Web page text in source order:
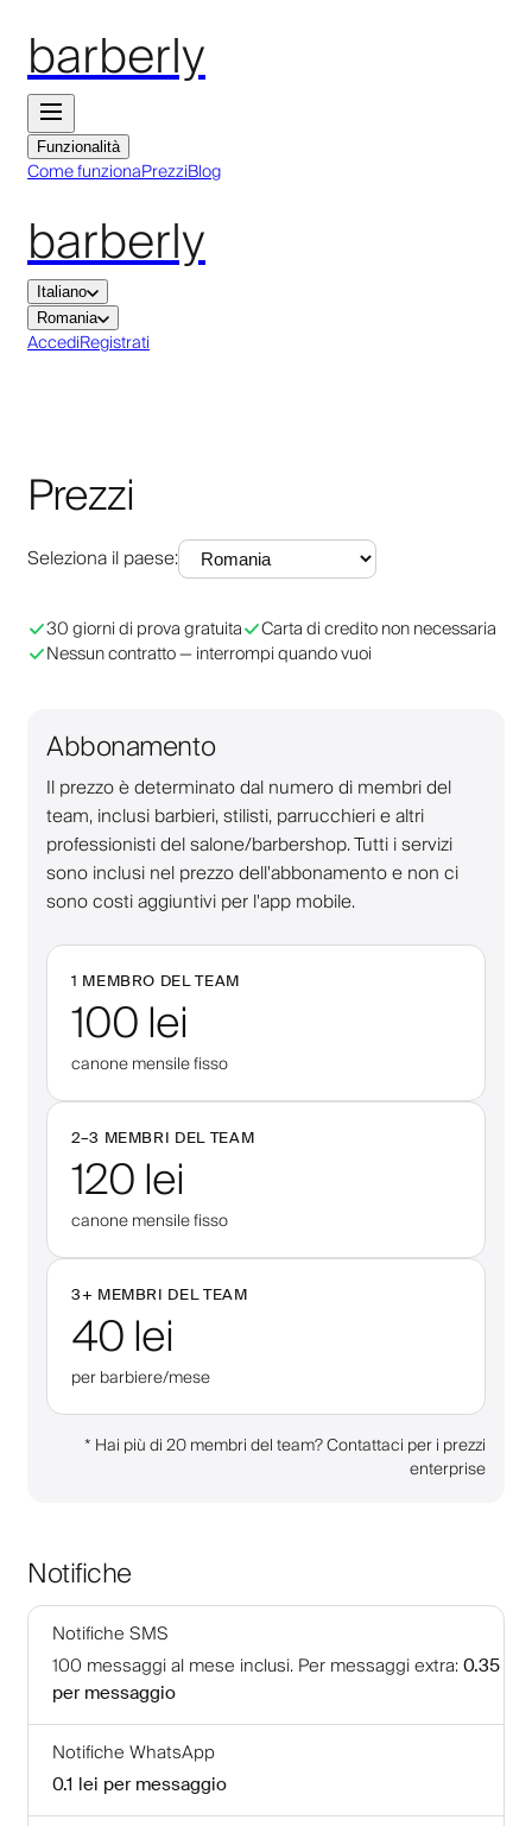
barberly
Funzionalità
Come funzionaPrezziBlog
barberly
Italiano
Romania
AccediRegistrati
Prezzi
Seleziona il paese:
30 giorni di prova gratuita
Carta di credito non necessaria
Nessun contratto — interrompi quando vuoi
Abbonamento
Il prezzo è determinato dal numero di membri del
team, inclusi barbieri, stilisti, parrucchieri e altri
professionisti del salone/barbershop. Tutti i servizi
sono inclusi nel prezzo dell'abbonamento e non ci
sono costi aggiuntivi per l'app mobile.
1 MEMBRO DEL TEAM
100 lei
canone mensile fisso
2–3 MEMBRI DEL TEAM
120 lei
canone mensile fisso
3+ MEMBRI DEL TEAM
40 lei
per barbiere/mese
* Hai più di 20 membri del team? Contattaci per i prezzi
enterprise
Notifiche
Notifiche SMS
100 messaggi al mese inclusi. Per messaggi extra: 0.35 lei
per messaggio
Notifiche WhatsApp
0.1 lei per messaggio